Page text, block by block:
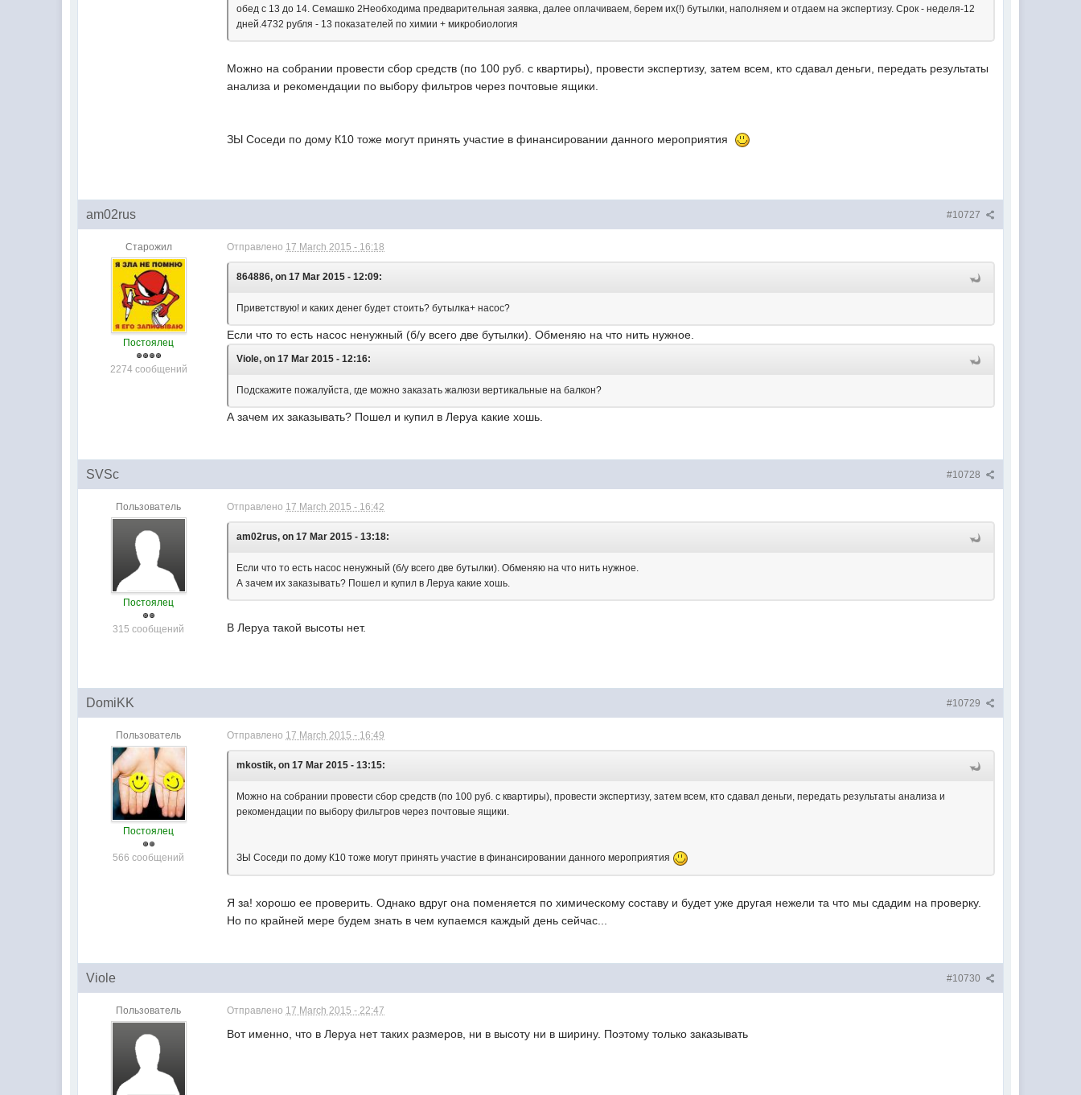
обед с 13 до 14. Семашко 2Необходима предварительная заявка, далее оплачиваем, берем их(!) бутылки, наполняем и отдаем на экспертизу. Срок - неделя-12
дней.4732 рубля - 13 показателей по химии + микробиология
Можно на собрании провести сбор средств (по 100 руб. с квартиры), провести экспертизу, затем всем, кто сдавал деньги, передать результаты
анализа и рекомендации по выбору фильтров через почтовые ящики.
ЗЫ Соседи по дому К10 тоже могут принять участие в финансировании данного мероприятия
#10727
am02rus
Старожил
Постоялец
2274 сообщений
Отправлено 17 March 2015 - 16:18
864886, on 17 Mar 2015 - 12:09:
Приветствую! и каких денег будет стоить? бутылка+ насос?
Если что то есть насос ненужный (б/у всего две бутылки). Обменяю на что нить нужное.
Viole, on 17 Mar 2015 - 12:16:
Подскажите пожалуйста, где можно заказать жалюзи вертикальные на балкон?
А зачем их заказывать? Пошел и купил в Леруа какие хошь.
#10728
SVSc
Пользователь
Постоялец
315 сообщений
Отправлено 17 March 2015 - 16:42
am02rus, on 17 Mar 2015 - 13:18:
Если что то есть насос ненужный (б/у всего две бутылки). Обменяю на что нить нужное.
А зачем их заказывать? Пошел и купил в Леруа какие хошь.
В Леруа такой высоты нет.
#10729
DomiKK
Пользователь
Постоялец
566 сообщений
Отправлено 17 March 2015 - 16:49
mkostik, on 17 Mar 2015 - 13:15:
Можно на собрании провести сбор средств (по 100 руб. с квартиры), провести экспертизу, затем всем, кто сдавал деньги, передать результаты анализа и
рекомендации по выбору фильтров через почтовые ящики.
ЗЫ Соседи по дому К10 тоже могут принять участие в финансировании данного мероприятия
Я за! хорошо ее проверить. Однако вдруг она поменяется по химическому составу и будет уже другая нежели та что мы сдадим на проверку.
Но по крайней мере будем знать в чем купаемся каждый день сейчас...
#10730
Viole
Пользователь Отправлено 17 March 2015 - 22:47
Вот именно, что в Леруа нет таких размеров, ни в высоту ни в ширину. Поэтому только заказывать